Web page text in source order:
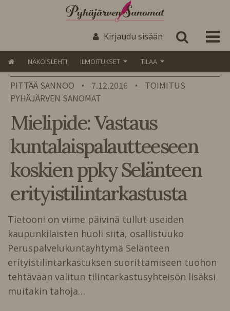
Kirjaudu sisään
NÄKÖISLEHTI ILMOITUKSET TILAA
PITTÄÄ SANNOO • 7.12.2016 •
TOIMITUS
PYHÄJÄRVEN SANOMAT
Mielipide: Vastaus
kuntalaispalautteeseen
koskien ppky Selänteen
erityistilintarkastusta
Tietooni on viime päivinä tullut useiden
kaupunkilaisten huoli siitä, osallistuuko
Peruspalvelukuntayhtymä Selänteen
erityistilintarkastuksen suorittamiseen tuohon
tehtävään valitun tilintarkastusyhteisön lisäksi
muitakin tahoja…